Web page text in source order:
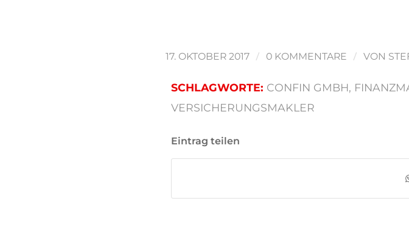
17. OKTOBER 2017 / 0 KOMMENTARE / VON
SCHLAGWORTE: CONFIN GMBH,
VERSICHERUNGSMAKLER
Eintrag teilen